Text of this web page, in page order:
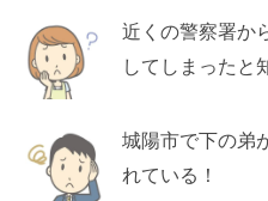
近くの警察署か
してしまったと
城陽市で下の弟
れている！